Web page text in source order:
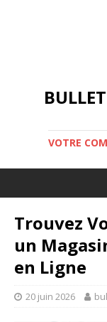
VOTRE
Trouvez
un
en Ligne
20 juin 2026